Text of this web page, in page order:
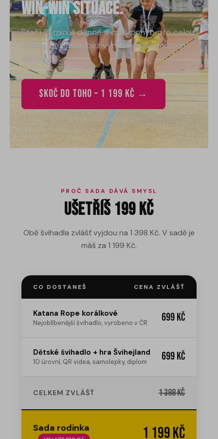
win-win situace.
Stačí 15 minut denně a máš pohyb pro celou
rodinu. Bez fitka, bez výmluv a se spoustou
zábavy.
Skoč do toho – 1 199 Kč →
PROČ SADA DÁVÁ SMYSL
Ušetříš 199 Kč
Obě švihadla zvlášť vyjdou na 1 398 Kč. V sadě je
máš za 1 199 Kč.
CO DOSTANEŠ CENA ZVLÁŠŤ
Katana Rope korálkové
Nejoblíbenější švihadlo, vyrobeno v ČR 699 Kč
Dětské švihadlo + hra Švihejland
10 úrovní, QR videa, samolepky, diplom 699 Kč
CELKEM ZVLÁŠŤ 1 398 Kč
Sada rodinka 1 199 Kč